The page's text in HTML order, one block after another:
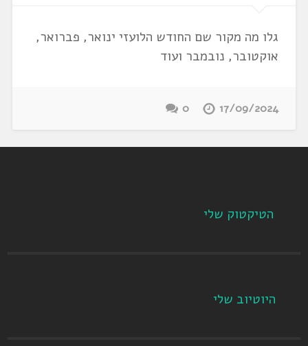
גלו מה מקור שם החודש הלועזי ינואר, פברואר,
אוקטובר, נובמבר ועוד
17/09/2024
0
הטיקטוק שלי
היוטיוב שלי